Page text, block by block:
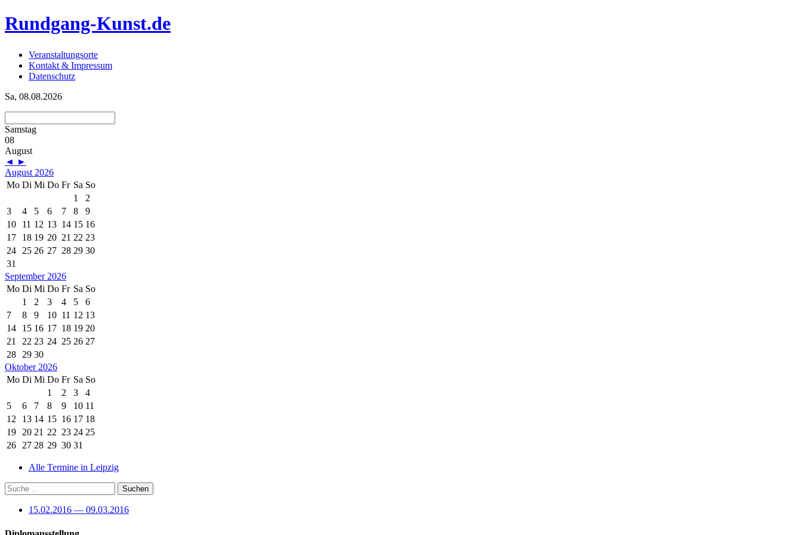
Rundgang-Kunst.de
Veranstaltungsorte
Kontakt & Impressum
Datenschutz
Sa, 08.08.2026
Samstag
08
August
◄ ►
August 2026
Mo Di Mi Do Fr Sa So
1
2
3
4 5 6 7 8
9
10
11 12 13 14 15 16
17
18 19 20 21 22 23
24 25 26 27 28 29 30
31
September 2026
Mo Di Mi Do Fr Sa So
1
2 3 4 5
6
7
8 9 10 11 12 13
14
15 16 17 18 19 20
21
22 23 24 25 26 27
28 29 30
Oktober 2026
Mo Di Mi Do Fr Sa So
1
2 3
4
5
6 7 8 9 10 11
12
13 14 15 16 17 18
19 20 21 22 23 24 25
26 27 28 29 30 31
Alle Termine in Leipzig
15.02.2016 — 09.03.2016